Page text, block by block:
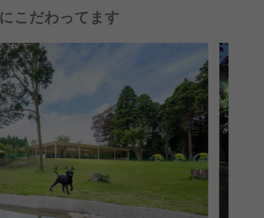
こだわってます